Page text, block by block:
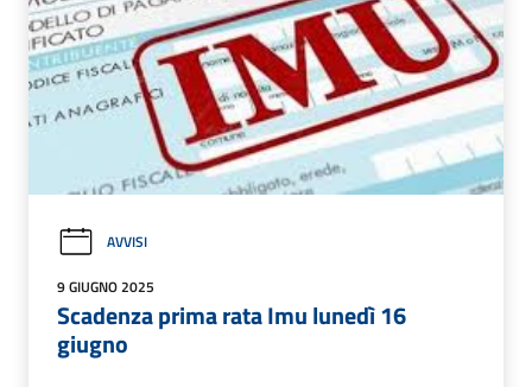
AVVISI
9 GIUGNO 2025
Scadenza prima rata Imu lunedì 16
giugno